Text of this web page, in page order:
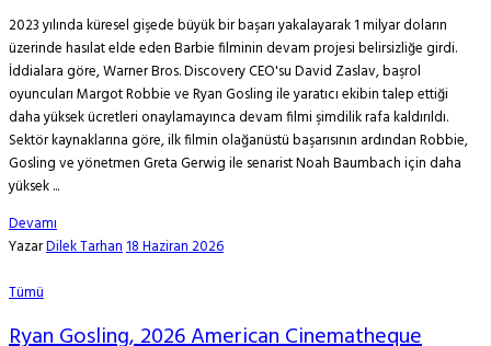
2023 yılında küresel gişede büyük bir başarı yakalayarak 1 milyar doların
üzerinde hasılat elde eden Barbie filminin devam projesi belirsizliğe girdi.
İddialara göre, Warner Bros. Discovery CEO'su David Zaslav, başrol
oyuncuları Margot Robbie ve Ryan Gosling ile yaratıcı ekibin talep ettiği
daha yüksek ücretleri onaylamayınca devam filmi şimdilik rafa kaldırıldı.
Sektör kaynaklarına göre, ilk filmin olağanüstü başarısının ardından Robbie,
Gosling ve yönetmen Greta Gerwig ile senarist Noah Baumbach için daha
yüksek ...
Devamı
YazarDilek Tarhan18 Haziran 2026
Tümü
Ryan Gosling, 2026 American Cinematheque